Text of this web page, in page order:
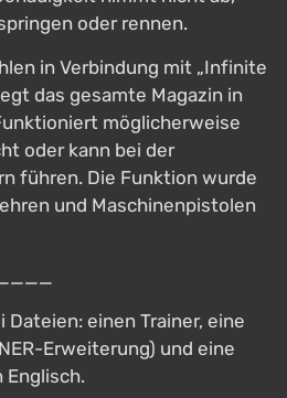
oder rennen.
in Verbindung mit „Infinite
das gesamte Magazin in
möglicherweise
oder kann bei der
führen. Die Funktion wurde
und Maschinenpistolen
einen Trainer, eine
Erweiterung) und eine
Englisch.